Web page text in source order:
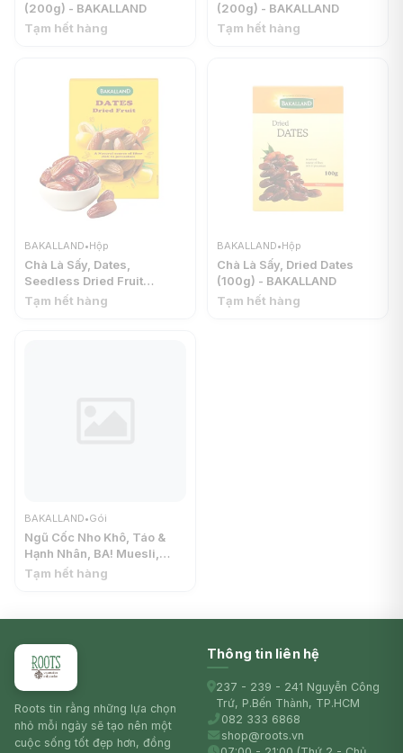
(200g) - BAKALLAND
Tạm hết hàng
(200g) - BAKALLAND
Tạm hết hàng
BAKALLAND•Hộp
Chà Là Sấy, Dates,
Seedless Dried Fruit
(400g) - BAKALLAND
Tạm hết hàng
BAKALLAND•Hộp
Chà Là Sấy, Dried Dates
(100g) - BAKALLAND
Tạm hết hàng
BAKALLAND•Gói
Ngũ Cốc Nho Khô, Táo &
Hạnh Nhân, BA! Muesli,
Raisins, Dried Apples &
Tạm hết hàng
Roots tin rằng những lựa chọn
nhỏ mỗi ngày sẽ tạo nên một
cuộc sống tốt đẹp hơn, đồng
Thông tin liên hệ
237 - 239 - 241 Nguyễn Công
Trứ, P.Bến Thành, TP.HCM
082 333 6868
shop@roots.vn